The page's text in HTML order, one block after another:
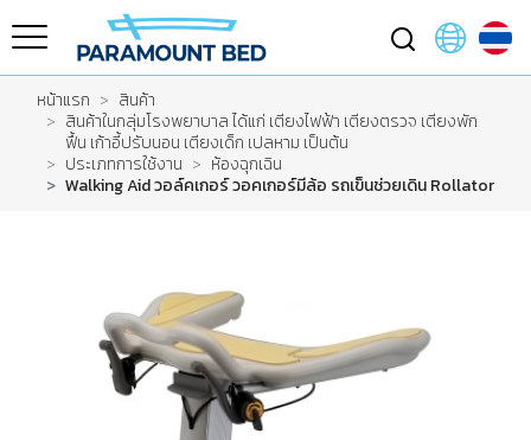
หน้าแรก
สินค้า
สินค้าในกลุ่มโรงพยาบาล ได้แก่ เตียงไฟฟ้า เตียงตรวจ เตียงพัก
ฟื้น เก้าอี้ปรับนอน เตียงเด็ก เปลหาม เป็นต้น
ประเภทการใช้งาน
ห้องฉุกเฉิน
Walking Aid วอล์คเกอร์ วอคเกอร์มีล้อ รถเข็นช่วยเดิน Rollator